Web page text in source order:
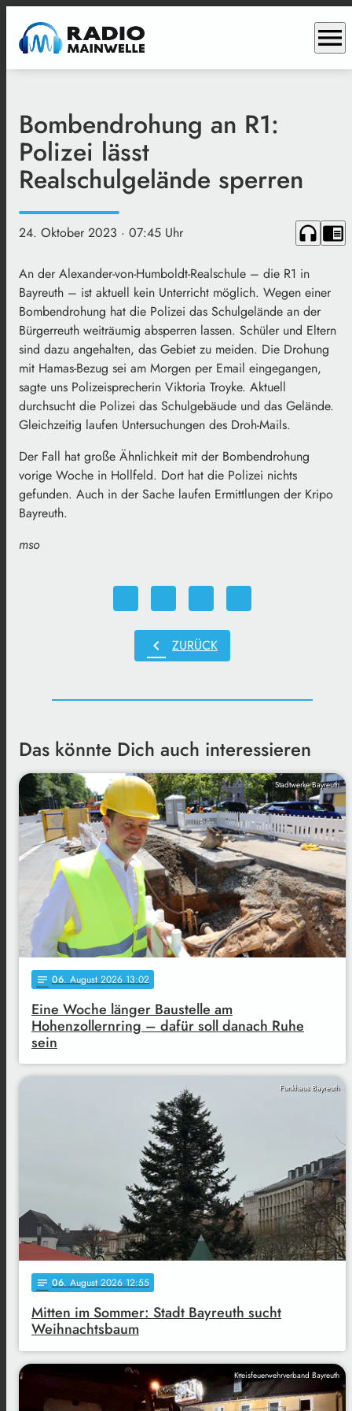
menu
Bombendrohung an R1:
Polizei lässt
Realschulgelände sperren
24. Oktober 2023 · 07:45 Uhr headphones chrome_reader_mode
An der Alexander-von-Humboldt-Realschule – die R1 in
Bayreuth – ist aktuell kein Unterricht möglich. Wegen einer
Bombendrohung hat die Polizei das Schulgelände an der
Bürgerreuth weiträumig absperren lassen. Schüler und Eltern
sind dazu angehalten, das Gebiet zu meiden. Die Drohung
mit Hamas-Bezug sei am Morgen per Email eingegangen,
sagte uns Polizeisprecherin Viktoria Troyke. Aktuell
durchsucht die Polizei das Schulgebäude und das Gelände.
Gleichzeitig laufen Untersuchungen des Droh-Mails.
Der Fall hat große Ähnlichkeit mit der Bombendrohung
vorige Woche in Hollfeld. Dort hat die Polizei nichts
gefunden. Auch in der Sache laufen Ermittlungen der Kripo
Bayreuth.
mso
chevron_left ZURÜCK
Das könnte Dich auch interessieren
Stadtwerke Bayreuth
notes 06. August 2026 13:02
Eine Woche länger Baustelle am
Hohenzollernring – dafür soll danach Ruhe
sein
Funkhaus Bayreuth
notes 06. August 2026 12:55
Mitten im Sommer: Stadt Bayreuth sucht
Weihnachtsbaum
Kreisfeuerwehrverband Bayreuth